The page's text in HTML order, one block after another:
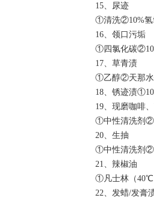
15、尿迹
①清洗②10%氢
16、领口污垢
①四氯化碳
17、草青渍
①乙醇②天那
18、锈迹渍
19、现磨咖啡
①中性清洗剂
20、生抽
①中性清洗剂②
21、辣椒油
①凡士林（
22、发蜡/发膏